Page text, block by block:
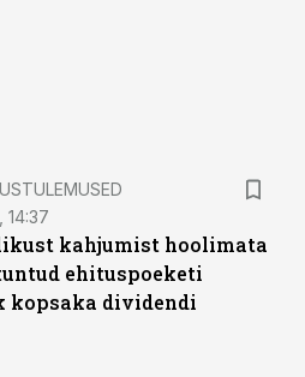
14:37
kahjumist hoolimata
ehituspoeketi
kopsaka dividendi